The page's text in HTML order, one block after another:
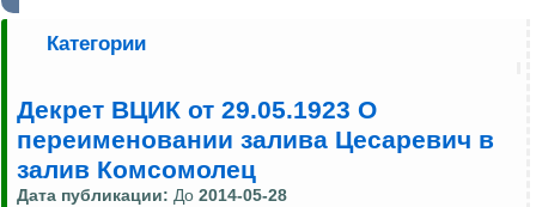
Категории
Декрет ВЦИК от 29.05.1923 О
переименовании залива Цесаревич в
залив Комсомолец
Дата публикации: До 2014-05-28